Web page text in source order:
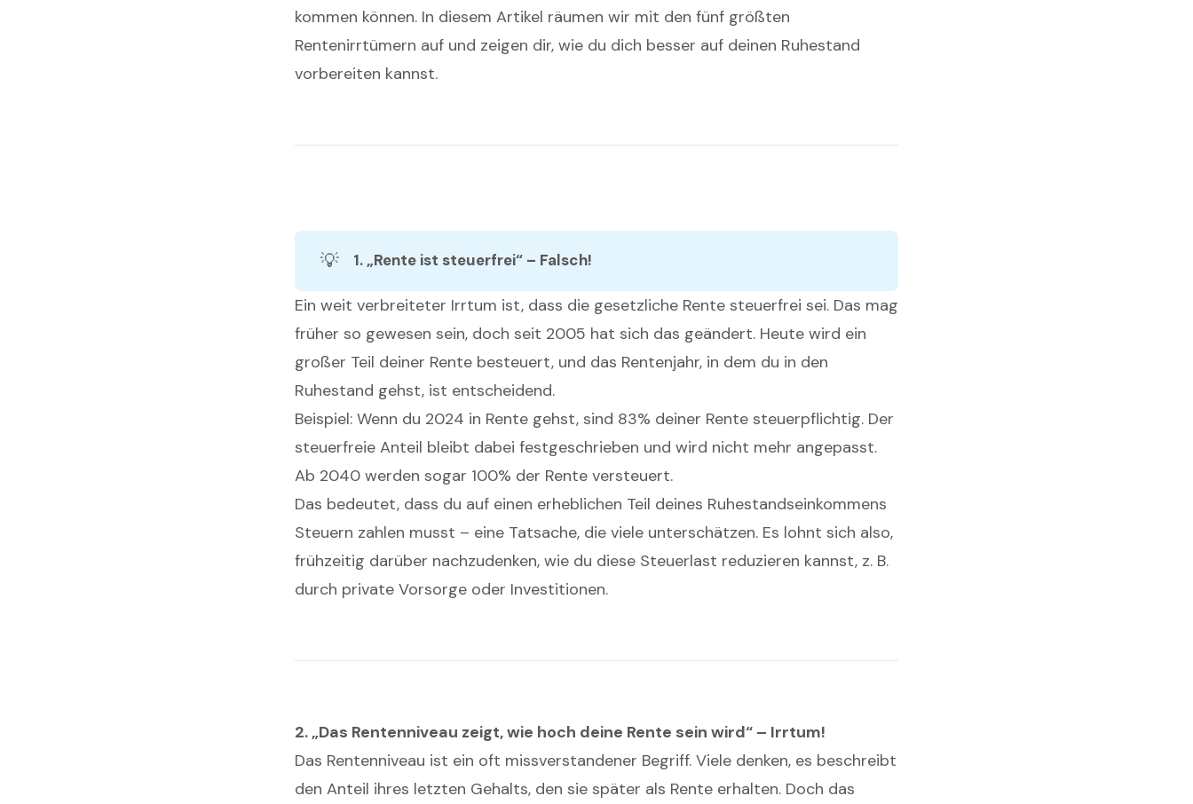
kommen können. In diesem Artikel räumen wir mit den fünf größten
Rentenirrtümern auf und zeigen dir, wie du dich besser auf deinen Ruhestand
vorbereiten kannst.
💡 1. „Rente ist steuerfrei“ – Falsch!
Ein weit verbreiteter Irrtum ist, dass die gesetzliche Rente steuerfrei sei. Das mag
früher so gewesen sein, doch seit 2005 hat sich das geändert. Heute wird ein
großer Teil deiner Rente besteuert, und das Rentenjahr, in dem du in den
Ruhestand gehst, ist entscheidend.
Beispiel: Wenn du 2024 in Rente gehst, sind 83% deiner Rente steuerpflichtig. Der
steuerfreie Anteil bleibt dabei festgeschrieben und wird nicht mehr angepasst.
Ab 2040 werden sogar 100% der Rente versteuert.
Das bedeutet, dass du auf einen erheblichen Teil deines Ruhestandseinkommens
Steuern zahlen musst – eine Tatsache, die viele unterschätzen. Es lohnt sich also,
frühzeitig darüber nachzudenken, wie du diese Steuerlast reduzieren kannst, z. B.
durch private Vorsorge oder Investitionen.
2. „Das Rentenniveau zeigt, wie hoch deine Rente sein wird“ – Irrtum!
Das Rentenniveau ist ein oft missverstandener Begriff. Viele denken, es beschreibt
den Anteil ihres letzten Gehalts, den sie später als Rente erhalten. Doch das